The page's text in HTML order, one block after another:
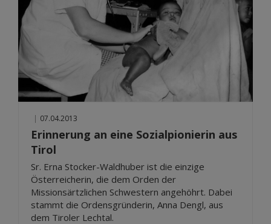
| 07.04.2013
Erinnerung an eine Sozialpionierin aus
Tirol
Sr. Erna Stocker-Waldhuber ist die einzige
Österreicherin, die dem Orden der
Missionsärtzlichen Schwestern angehöhrt. Dabei
stammt die Ordensgründerin, Anna Dengl, aus
dem Tiroler Lechtal.